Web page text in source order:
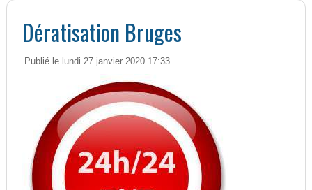
Dératisation Bruges
Publié le lundi 27 janvier 2020 17:33